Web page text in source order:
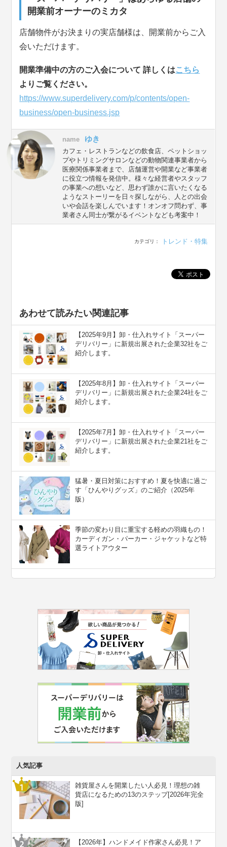
開業前オーナーのミカタ
店舗物件がお決まりの実店舗様は、開業前からご入
会いただけます。
開業準備中の方のご入会について 詳しくはこちら
よりご覧ください。
https://www.superdelivery.com/p/contents/open-
business/open-business.jsp
name ゆき
カフェ・レストランなどの飲食店、ペットショッ
プやトリミングサロンなどの動物関連事業者から
医療関係事業者まで、店舗運営や開業など事業者
に役立つ情報を発信中。様々な経営者やスタッフ
の事業への想いなど、思わず誰かに言いたくなる
ようなストーリーを日々探しながら、人との出会
いや会話を楽しんでいます！オンオフ問わず、事
業者さん同士が繋がるイベントなども考案中！
カテゴリ： トレンド・特集
あわせて読みたい関連記事
【2025年9月】卸・仕入れサイト「スーパー
デリバリー」に新規出展された企業32社をご
紹介します。
【2025年8月】卸・仕入れサイト「スーパー
デリバリー」に新規出展された企業24社をご
紹介します。
【2025年7月】卸・仕入れサイト「スーパー
デリバリー」に新規出展された企業21社をご
紹介します。
猛暑・夏日対策におすすめ！夏を快適に過ご
す「ひんやりグッズ」のご紹介（2025年
版）
季節の変わり目に重宝する軽めの羽織もの！
カーディガン・パーカー・ジャケットなど特
選ライトアウター
人気記事
雑貨屋さんを開業したい人必見！理想の雑
貨店になるための13のステップ[2026年完全
版]
【2026年】ハンドメイド作家さん必見！ア